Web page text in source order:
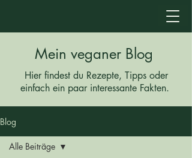
Mein veganer Blog
Hier findest du Rezepte, Tipps oder
einfach ein paar interessante Fakten.
Blog
Alle Beiträge